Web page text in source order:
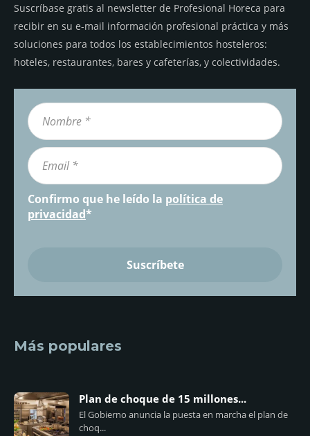
Suscríbase gratis al newsletter de Profesional Horeca para
recibir en su e-mail información profesional práctica y más
soluciones para todos los establecimientos hosteleros:
hoteles, restaurantes, bares y cafeterías, y colectividades.
Confirmo que he leído la política de
privacidad*
Más populares
Plan de choque de 15 millones...
El Gobierno anuncia la puesta en marcha el plan de
choq...